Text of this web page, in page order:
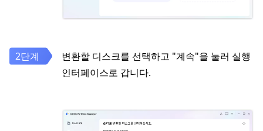
변환할 디스크를 선택하고 "계속"을 눌러 실행
인터페이스로 갑니다.